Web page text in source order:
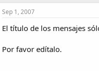
Sep 1, 2007
El título de los mensajes
Por favor edítalo.